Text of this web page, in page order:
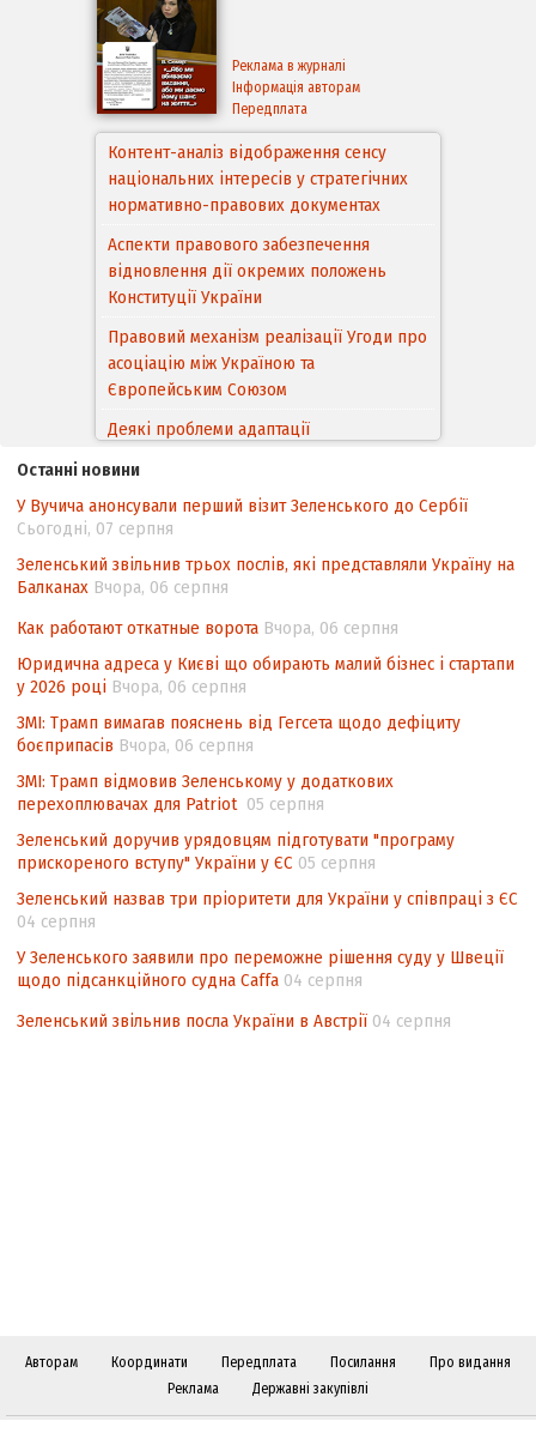
Реклама в журналі
Інформація авторам
Передплата
Контент-аналіз відображення сенсу
національних інтересів у стратегічних
нормативно-правових документах
Аспекти правового забезпечення
відновлення дії окремих положень
Конституції України
Правовий механізм реалізації Угоди про
асоціацію між Україною та
Європейським Cоюзом
Деякі проблеми адаптації
походження товарів відповідно до
Угоди про торговельні аспекти прав
інтелектуальної власності (TRIPS) у
контексті євроінтеграції
Аналіз виборчого законодавства щодо
невизначеності механізму повторного
підрахунку голосів виборців
Інформаційна безпека суспільства
Останні новини
У Вучича анонсували перший візит Зеленського до Сербії
Сьогодні, 07 серпня
Зеленський звільнив трьох послів, які представляли Україну на
Балканах Вчора, 06 серпня
Как работают откатные ворота Вчора, 06 серпня
Юридична адреса у Києві що обирають малий бізнес і стартапи
у 2026 році Вчора, 06 серпня
ЗМІ: Трамп вимагав пояснень від Гегсета щодо дефіциту
боєприпасів Вчора, 06 серпня
ЗМІ: Трамп відмовив Зеленському у додаткових
перехоплювачах для Patriot 05 серпня
Зеленський доручив урядовцям підготувати "програму
прискореного вступу" України у ЄС 05 серпня
Зеленський назвав три пріоритети для України у співпраці з ЄС
04 серпня
У Зеленського заявили про переможне рішення суду у Швеції
щодо підсанкційного судна Caffa 04 серпня
Зеленський звільнив посла України в Австрії 04 серпня
Авторам Координати Передплата Посилання
Про видання
Реклама
Державні закупівлі